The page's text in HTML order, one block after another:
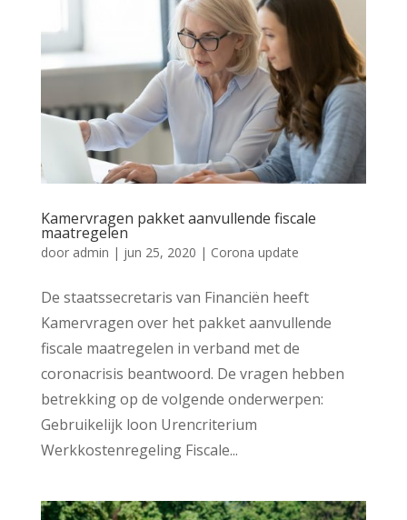
Kamervragen pakket aanvullende fiscale
maatregelen
door admin | jun 25, 2020 | Corona update
De staatssecretaris van Financiën heeft
Kamervragen over het pakket aanvullende
fiscale maatregelen in verband met de
coronacrisis beantwoord. De vragen hebben
betrekking op de volgende onderwerpen:
Gebruikelijk loon Urencriterium
Werkkostenregeling Fiscale...